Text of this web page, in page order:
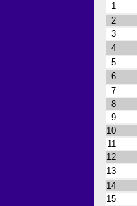
1
2
3
4
5
6
7
8
9
10
11
12
13
14
15